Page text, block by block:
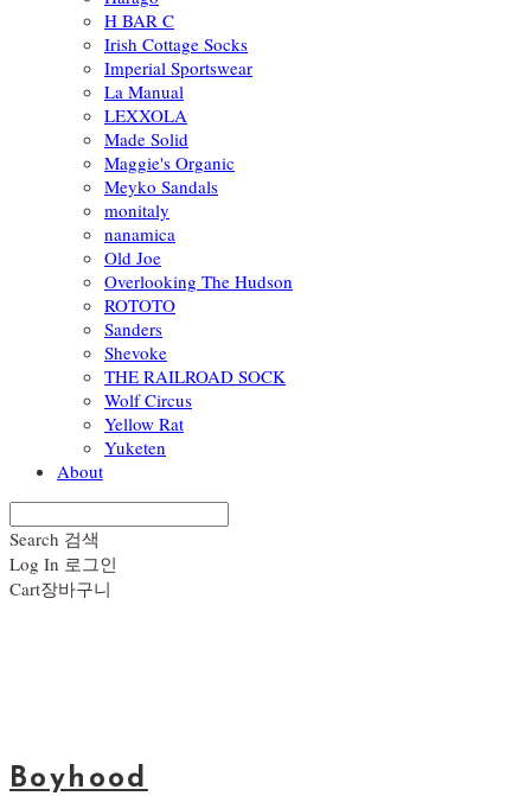
H BAR C
Irish Cottage Socks
Imperial Sportswear
La Manual
LEXXOLA
Made Solid
Maggie's Organic
Meyko Sandals
monitaly
nanamica
Old Joe
Overlooking The Hudson
ROTOTO
Sanders
Shevoke
THE RAILROAD SOCK
Wolf Circus
Yellow Rat
Yuketen
About
Search 검색
Log In 로그인
Cart장바구니
Boyhood